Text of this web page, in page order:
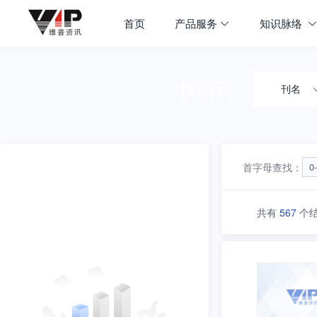
首页 产品服务 知识脉络
期刊大全 首页 学科导航
刊名
首字母查找：
共有 567 个